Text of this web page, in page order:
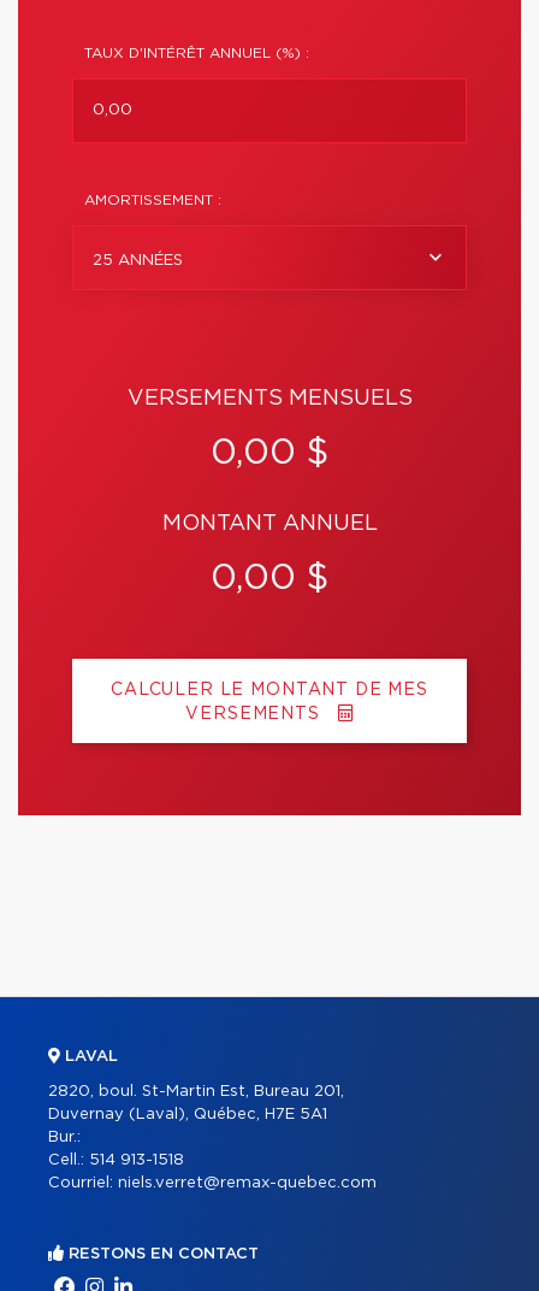
TAUX D'INTÉRÊT ANNUEL (%) :
AMORTISSEMENT :
25 ANNÉES
VERSEMENTS MENSUELS
0,00 $
MONTANT ANNUEL
0,00 $
CALCULER LE MONTANT DE MES
VERSEMENTS
LAVAL
2820, boul. St-Martin Est, Bureau 201,
Duvernay (Laval), Québec, H7E 5A1
Bur.:
Cell.: 514 913-1518
Courriel: niels.verret@remax-quebec.com
RESTONS EN CONTACT